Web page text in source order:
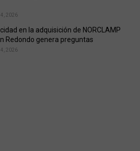
4, 2026
en la adquisición de NORCLAMP
Redondo genera preguntas
4, 2026